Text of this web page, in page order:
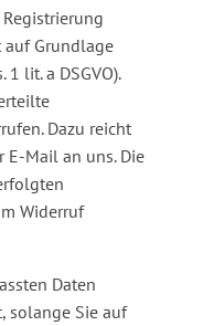
Grundlage
lit. a DSGVO).
Dazu reicht
Mail an uns. Die
Widerruf
Daten
solange Sie auf